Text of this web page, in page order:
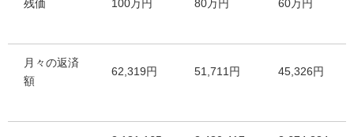
残価 100万円 80万円 60万円
月々の返済
額
62,319円 51,711円 45,326円